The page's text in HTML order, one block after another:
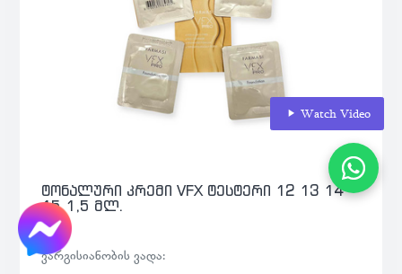
ტონალური კრემი VFX ტესტერი 12 13 14
15 1,5 მლ.
ვარგისიანობის ვადა:
Watch Video